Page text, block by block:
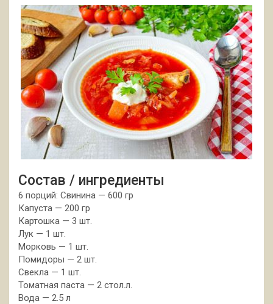
Состав / ингредиенты
6 порций: Свинина — 600 гр
Капуста — 200 гр
Картошка — 3 шт.
Лук — 1 шт.
Морковь — 1 шт.
Помидоры — 2 шт.
Свекла — 1 шт.
Томатная паста — 2 стол.л.
Вода — 2.5 л